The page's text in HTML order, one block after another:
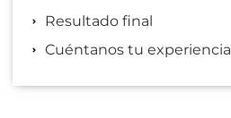
Resultado final
Cuéntanos tu experiencia